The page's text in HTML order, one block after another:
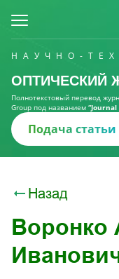
НАУЧНО-
ОПТИЧЕСКИЙ
Полнотекстовый перевод
Group под названием
Подача статьи
Назад
Воронко